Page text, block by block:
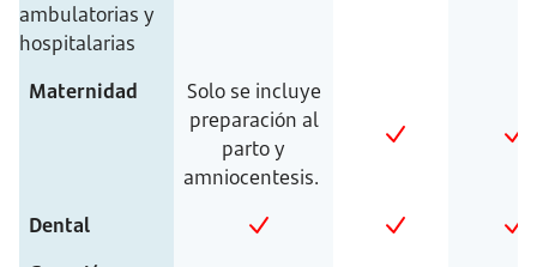
ambulatorias y
hospitalarias
Maternidad
Solo se incluye
preparación al
parto y
amniocentesis.
Dental